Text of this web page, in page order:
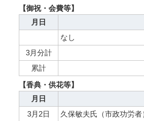
【御祝・会費等】
月日
なし
3月分計
累計
【香典・供花等】
月日
3月2日
久保敏夫氏（市政功労